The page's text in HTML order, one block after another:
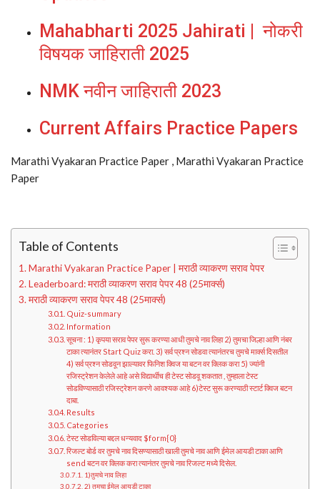
Mahabharti 2025 Jahirati | नोकरी
विषयक जाहिराती 2025
NMK नवीन जाहिराती 2023
Current Affairs Practice Papers
Marathi Vyakaran Practice Paper , Marathi Vyakaran Practice
Paper
Table of Contents
Marathi Vyakaran Practice Paper | मराठी व्याकरण सराव पेपर
Leaderboard: मराठी व्याकरण सराव पेपर 48 (25मार्क्स)
मराठी व्याकरण सराव पेपर 48 (25मार्क्स)
Quiz-summary
Information
सूचना : 1) कृपया सराव पेपर सुरू करण्या आधी तुमचे नाव लिहा 2) तुमचा जिल्हा आणि नंबर
टाका त्यानंतर Start Quiz करा. 3) सर्व प्रश्न सोडवा त्यानंतरच तुमचे मार्क्स दिसतील
4) सर्व प्रश्न सोडवून झाल्यावर फिनिश क्विज या बटन वर क्लिक करा 5) ज्यांनी
रजिस्ट्रेशन केलेले आहे असे विद्यार्थीच ही टेस्ट सोडवू शकतात , तुम्हाला टेस्ट
सोडविण्यासाठी रजिस्ट्रेशन करणे आवश्यक आहे 6)टेस्ट सुरू करण्याठी स्टार्ट क्विज बटन
दाबा.
Results
Categories
टेस्ट सोडविल्या बद्दल धन्यवाद $form{0}
रिजल्ट बोर्ड वर तुमचे नाव दिसण्यासाठी खाली तुमचे नाव आणि ईमेल आयडी टाका आणि
send बटन वर क्लिक करा त्यानंतर तुमचे नाव रिजल्ट मध्ये दिसेल.
1)तुमचे नाव लिहा
2) तुमचा ईमेल आयडी टाका